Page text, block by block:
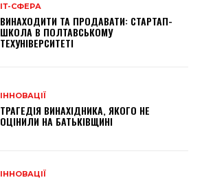
ІТ-СФЕРА
ВИНАХОДИТИ ТА ПРОДАВАТИ: СТАРТАП-
ШКОЛА В ПОЛТАВСЬКОМУ
ТЕХУНІВЕРСИТЕТІ
ІННОВАЦІЇ
ТРАГЕДІЯ ВИНАХІДНИКА, ЯКОГО НЕ
ОЦІНИЛИ НА БАТЬКІВЩИНІ
ІННОВАЦІЇ